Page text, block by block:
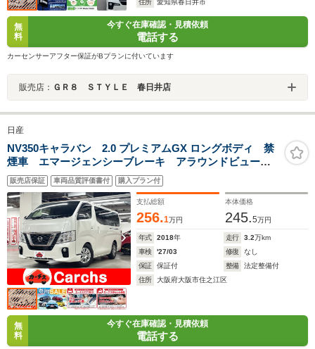
住所 愛知県春日井市
無
料
今すぐ在庫確認・見積依頼
電話する
カーセンサーアフター保証がBプランに付いています
販売店： ＧＲ８ ＳＴＹＬＥ 春日井店
日産
NV350キャラバン 2.0 プレミアムGX ロングボディ 禁
煙車 エマージェンシーブレーキ アラウンドビューモ
ニター フルセグ付カロッツェリアナビ ETC オート
ライト LEDヘッドライト ウインカーミラー ローダ
ウン
販売店保証 車両品質評価書付 購入プラン付
支払総額
256.1万円
本体価格
245.5万円
年式 2018年 走行 3.2万km
車検
'27/03 修復
なし
保証
保証付 整備
法定整備付
住所
大阪府大阪市住之江区
無
料
今すぐ在庫確認・見積依頼
電話する